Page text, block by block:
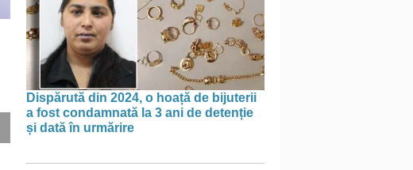
Dispărută din 2024, o hoață de bijuterii
a fost condamnată la 3 ani de detenție
și dată în urmărire